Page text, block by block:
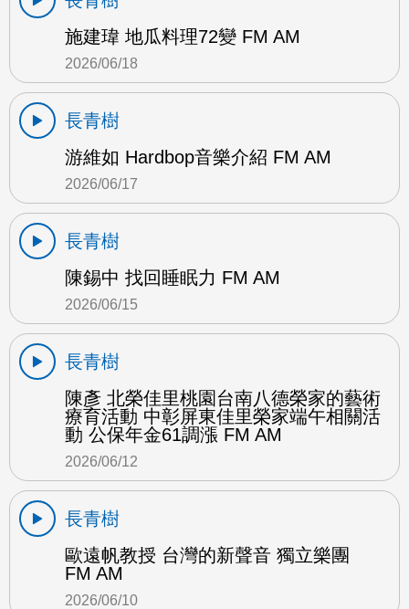
施建瑋 地瓜料理72變 FM AM
2026/06/18
長青樹
游維如 Hardbop音樂介紹 FM AM
2026/06/17
長青樹
陳錫中 找回睡眠力 FM AM
2026/06/15
長青樹
陳彥 北榮佳里桃園台南八德榮家的藝術
療育活動 中彰屏東佳里榮家端午相關活
動 公保年金61調漲 FM AM
2026/06/12
長青樹
歐遠帆教授 台灣的新聲音 獨立樂團
FM AM
2026/06/10